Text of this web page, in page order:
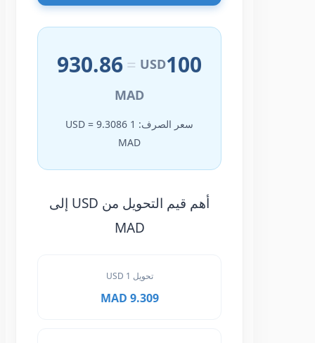
100
USD
=
930.86
MAD
سعر الصرف: 1 USD = 9.3086
أهم قيم التحويل من USD إلى
MAD
تحويل 1 USD
9.309 MAD